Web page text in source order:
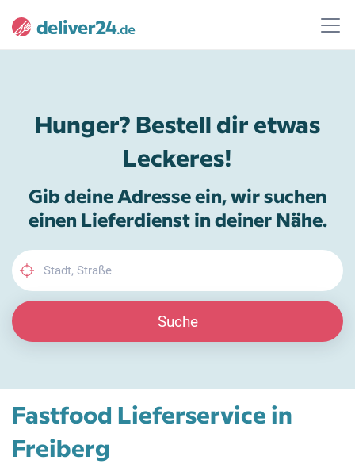
Hunger? Bestell dir etwas
Leckeres!
Gib deine Adresse ein, wir suchen
einen Lieferdienst in deiner Nähe.
Suche
Fastfood Lieferservice in
Freiberg